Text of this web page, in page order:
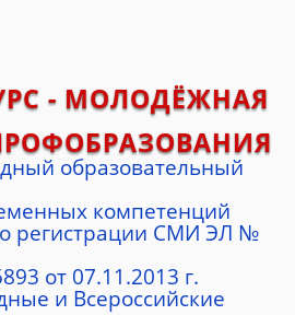
- МОЛОДЁЖНАЯ
образовательный
компетенций
о регистрации СМИ ЭЛ №
от 07.11.2013 г.
и Всероссийские